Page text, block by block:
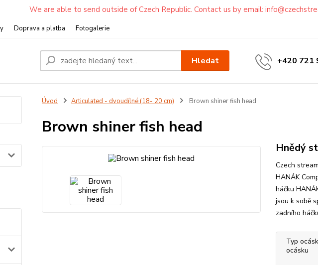
We are able to send outside of Czech Republic. Contact us by email:
Doprava a platba Fotogalerie
Hledat +420 721
Úvod Articulated - dvoudílné (18- 20 cm) Brown shiner fish head
Brown shiner fish head
Hnědý
Czech
HANÁK
háčku
jsou k sobě
zadního
Typ
ocásku